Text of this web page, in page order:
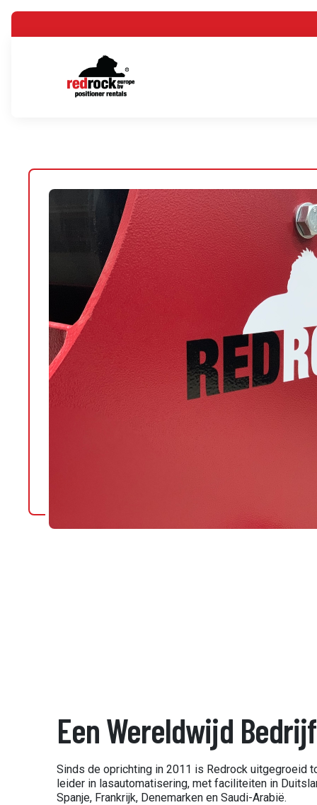
Een Wereldwijd Bedrijf
Sinds de oprichting in 2011 is Redrock uitgegroeid
leider in lasautomatisering, met faciliteiten in
Spanje, Frankrijk, Denemarken en Saudi-Arabië.